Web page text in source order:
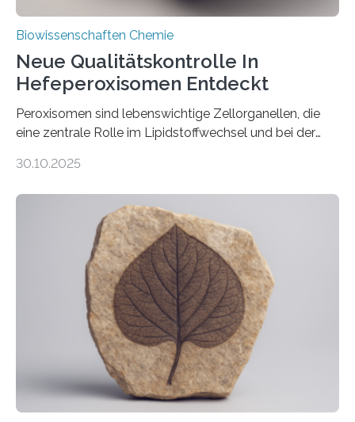
Biowissenschaften Chemie
Neue Qualitätskontrolle In
Hefeperoxisomen Entdeckt
Peroxisomen sind lebenswichtige Zellorganellen, die
eine zentrale Rolle im Lipidstoffwechsel und bei der
erfüllen können, müssen zahlreiche Enzyme präzise in
der Ruhr-Universität Bochum um Prof. Dr. Ralf Erdmann
und Dr. Ismaila Francis Yusuf hat nun einen bislang
unbekannten Qualitätskontrollmechanismus des
peroxisomalen Proteintransports in der Bäckerhefe
Saccharomyces cerevisiae entdeckt, der für die
Funktionsfähigkeit der Organellen entscheidend ist. Die
Studie wurde am 28. Oktober 2025 in der
Fachzeitschrift…
30.10.2025